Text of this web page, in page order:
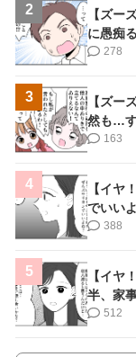
2
【ズー
に愚痴
第16話
278
3
【ズー
然も…
第15話
163
4
【イヤ
でいい
第10話
388
5
【イヤ
半、家
第11話
512